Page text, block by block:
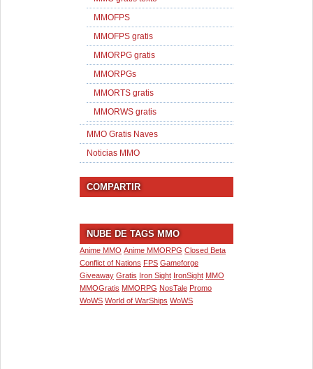
MMOFPS
MMOFPS gratis
MMORPG gratis
MMORPGs
MMORTS gratis
MMORWS gratis
MMO Gratis Naves
Noticias MMO
COMPARTIR
NUBE DE TAGS MMO
Anime MMO Anime MMORPG Closed Beta
Conflict of Nations FPS Gameforge
Giveaway Gratis Iron Sight IronSight MMO
MMOGratis MMORPG NosTale Promo
WoWS World of WarShips WoWS